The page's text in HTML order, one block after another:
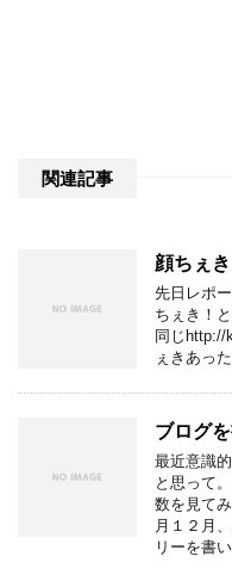
関連記事
顔ちぇ
先日レポ
ちぇき！
同じhttp://
ぇきあった
ブログ
最近意識
と思って
数を見て
月１２月
リーを書